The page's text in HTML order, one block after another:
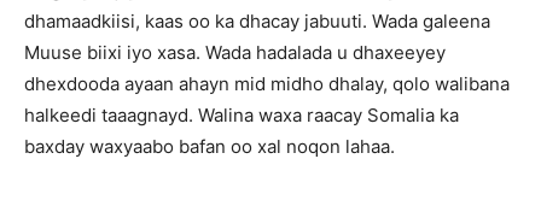
dhamaadkiisi, kaas oo ka dhacay jabuuti. Wada galeena
Muuse biixi iyo xasa. Wada hadalada u dhaxeeyey
dhexdooda ayaan ahayn mid midho dhalay, qolo walibana
halkeedi taaagnayd. Walina waxa raacay Somalia ka
baxday waxyaabo bafan oo xal noqon lahaa.